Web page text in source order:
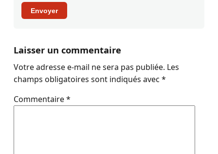
Envoyer
Laisser un commentaire
Votre adresse e-mail ne sera pas publiée. Les
champs obligatoires sont indiqués avec *
Commentaire*